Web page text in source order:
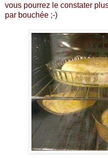
vous pourrez le constater
par bouchée ;-)